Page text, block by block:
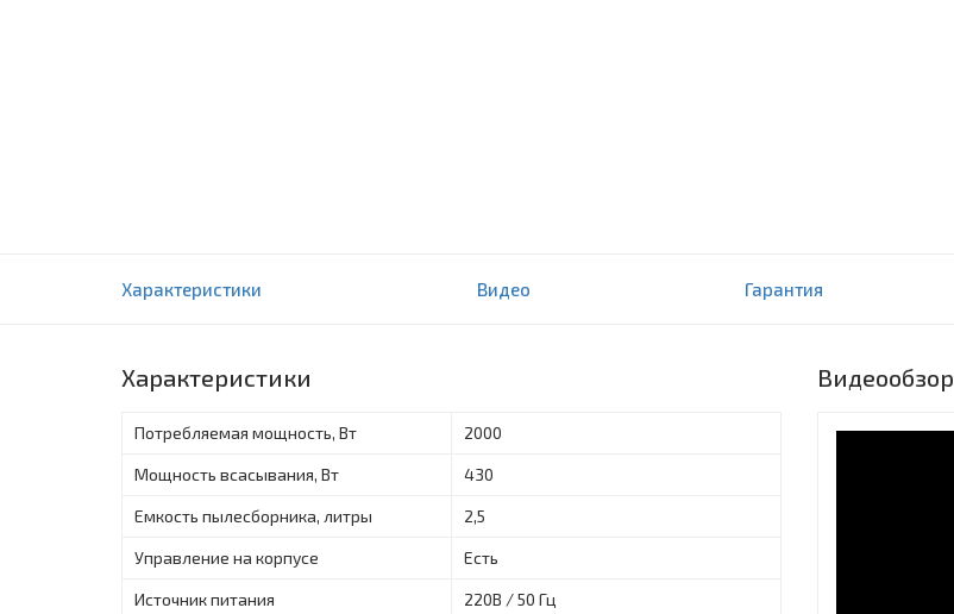
Характеристики Видео Гарантия
Характеристики
Потребляемая мощность, Вт 2000
Мощность всасывания, Вт 430
Емкость пылесборника, литры 2,5
Управление на корпусе Есть
Источник питания 220B / 50 Гц
Видеообзор